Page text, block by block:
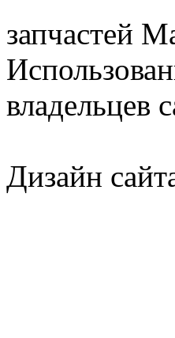
запчастей
владельцев
Дизайн